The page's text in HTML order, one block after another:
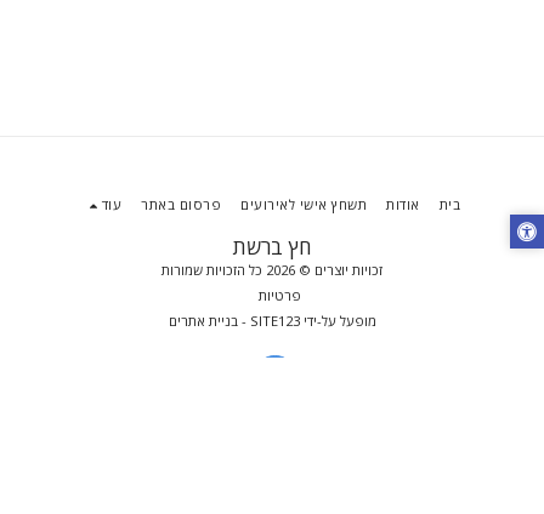
חץ ברשת
זכויות יוצרים © 2026 כל הזכויות שמורות
פרטיות
מופעל על-ידיSITE123
- בניית אתרים
בית אודות תשחץ אישי לאירועים פרסום באתר עוד